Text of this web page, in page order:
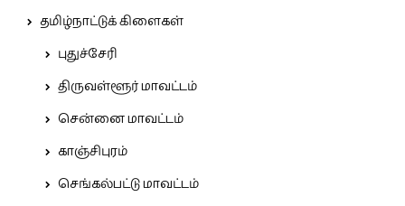
தமிழ்நாட்டுக் கிளைகள்
புதுச்சேரி
திருவள்ளூர் மாவட்டம்
சென்னை மாவட்டம்
காஞ்சிபுரம்
செங்கல்பட்டு மாவட்டம்